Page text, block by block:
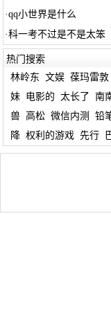
·qq小世界是什么
·科一考不过是不是太笨
热门搜索
林岭东 文娱 葆玛雷敦
妹
电影的 太长了 南
兽
高松 微信内测 铅
降 权利的游戏 先行